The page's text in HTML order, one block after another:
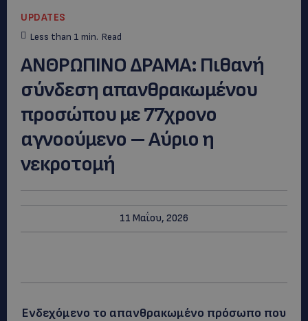
UPDATES
Less than 1 min. Read
ΑΝΘΡΩΠΙΝΟ ΔΡΑΜΑ: Πιθανή
σύνδεση απανθρακωμένου
προσώπου με 77χρονο
αγνοούμενο – Αύριο η
νεκροτομή
11 Μαΐου, 2026
Ενδεχόμενο το απανθρακωμένο πρόσωπο που